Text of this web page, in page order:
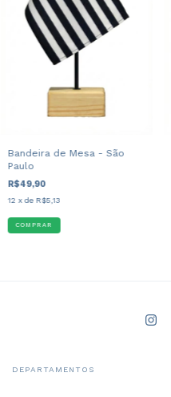
Bandeira de Mesa - São
Paulo
R$49,90
12 x de R$5,13
DEPARTAMENTOS